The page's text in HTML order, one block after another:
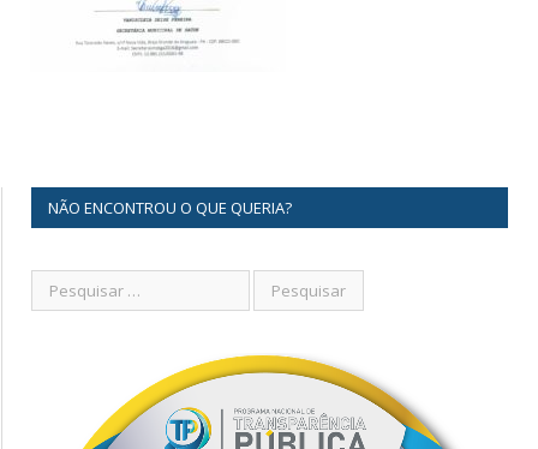
NÃO ENCONTROU O QUE QUERIA?